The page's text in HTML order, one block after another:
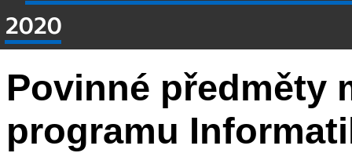
2020
Povinné předměty
programu